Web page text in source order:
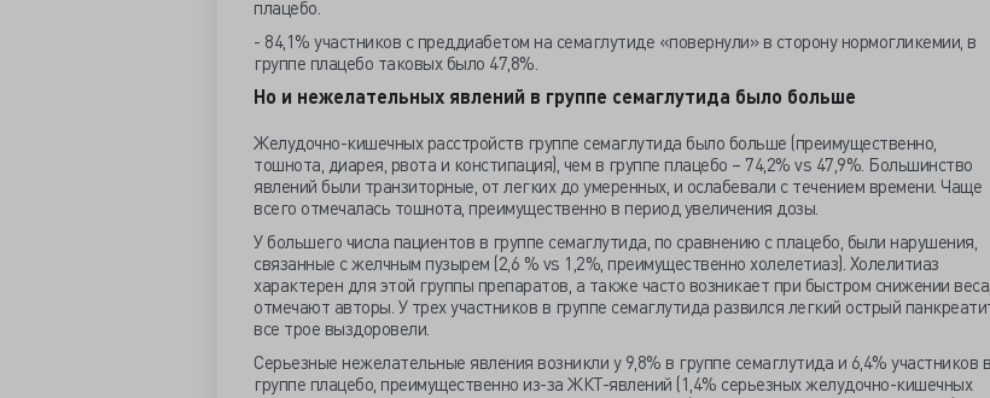
плацебо.
- 84,1% участников с преддиабетом на семаглутиде «повернули» в сторону нормогликемии, в
группе плацебо таковых было 47,8%.
Но и нежелательных явлений в группе семаглутида было больше
Желудочно-кишечных расстройств группе семаглутида было больше (преимущественно,
тошнота, диарея, рвота и констипация), чем в группе плацебо – 74,2% vs 47,9%. Большинство
явлений были транзиторные, от легких до умеренных, и ослабевали с течением времени. Чаще
всего отмечалась тошнота, преимущественно в период увеличения дозы.
У большего числа пациентов в группе семаглутида, по сравнению с плацебо, были нарушения,
связанные с желчным пузырем (2,6 % vs 1,2%, преимущественно холелетиаз). Холелитиаз
характерен для этой группы препаратов, а также часто возникает при быстром снижении веса,
отмечают авторы. У трех участников в группе семаглутида развился легкий острый
все трое выздоровели.
Серьезные нежелательные явления возникли у 9,8% в группе семаглутида и 6,4% участников в
группе плацебо, преимущественно из-за ЖКТ-явлений (1,4% серьезных желудочно-кишечных